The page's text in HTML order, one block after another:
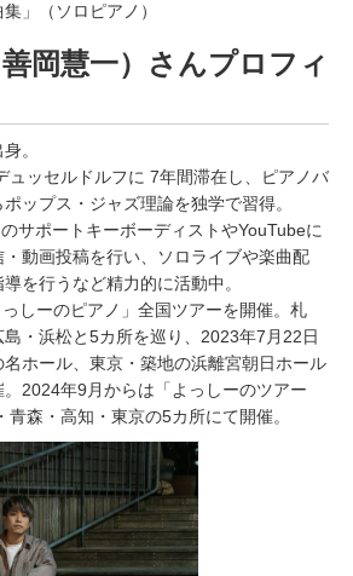
」（ソロピアノ）
岡慧一）さんプロフィ
。
ュッセルドルフに 7年間滞在し、ピアノバ
ップス・ジャズ理論を独学で習得。
サポートキーボーディストやYouTubeに
動画投稿を行い、ソロライブや楽曲配
を行うなど精力的に活動中。
しーのピアノ」全国ツアーを開催。札
・浜松と5カ所を巡り、2023年7月22日
ホール、東京・築地の浜離宮朝日ホール
2024年9月からは「よっしーのツアー
森・高知・東京の5カ所にて開催。